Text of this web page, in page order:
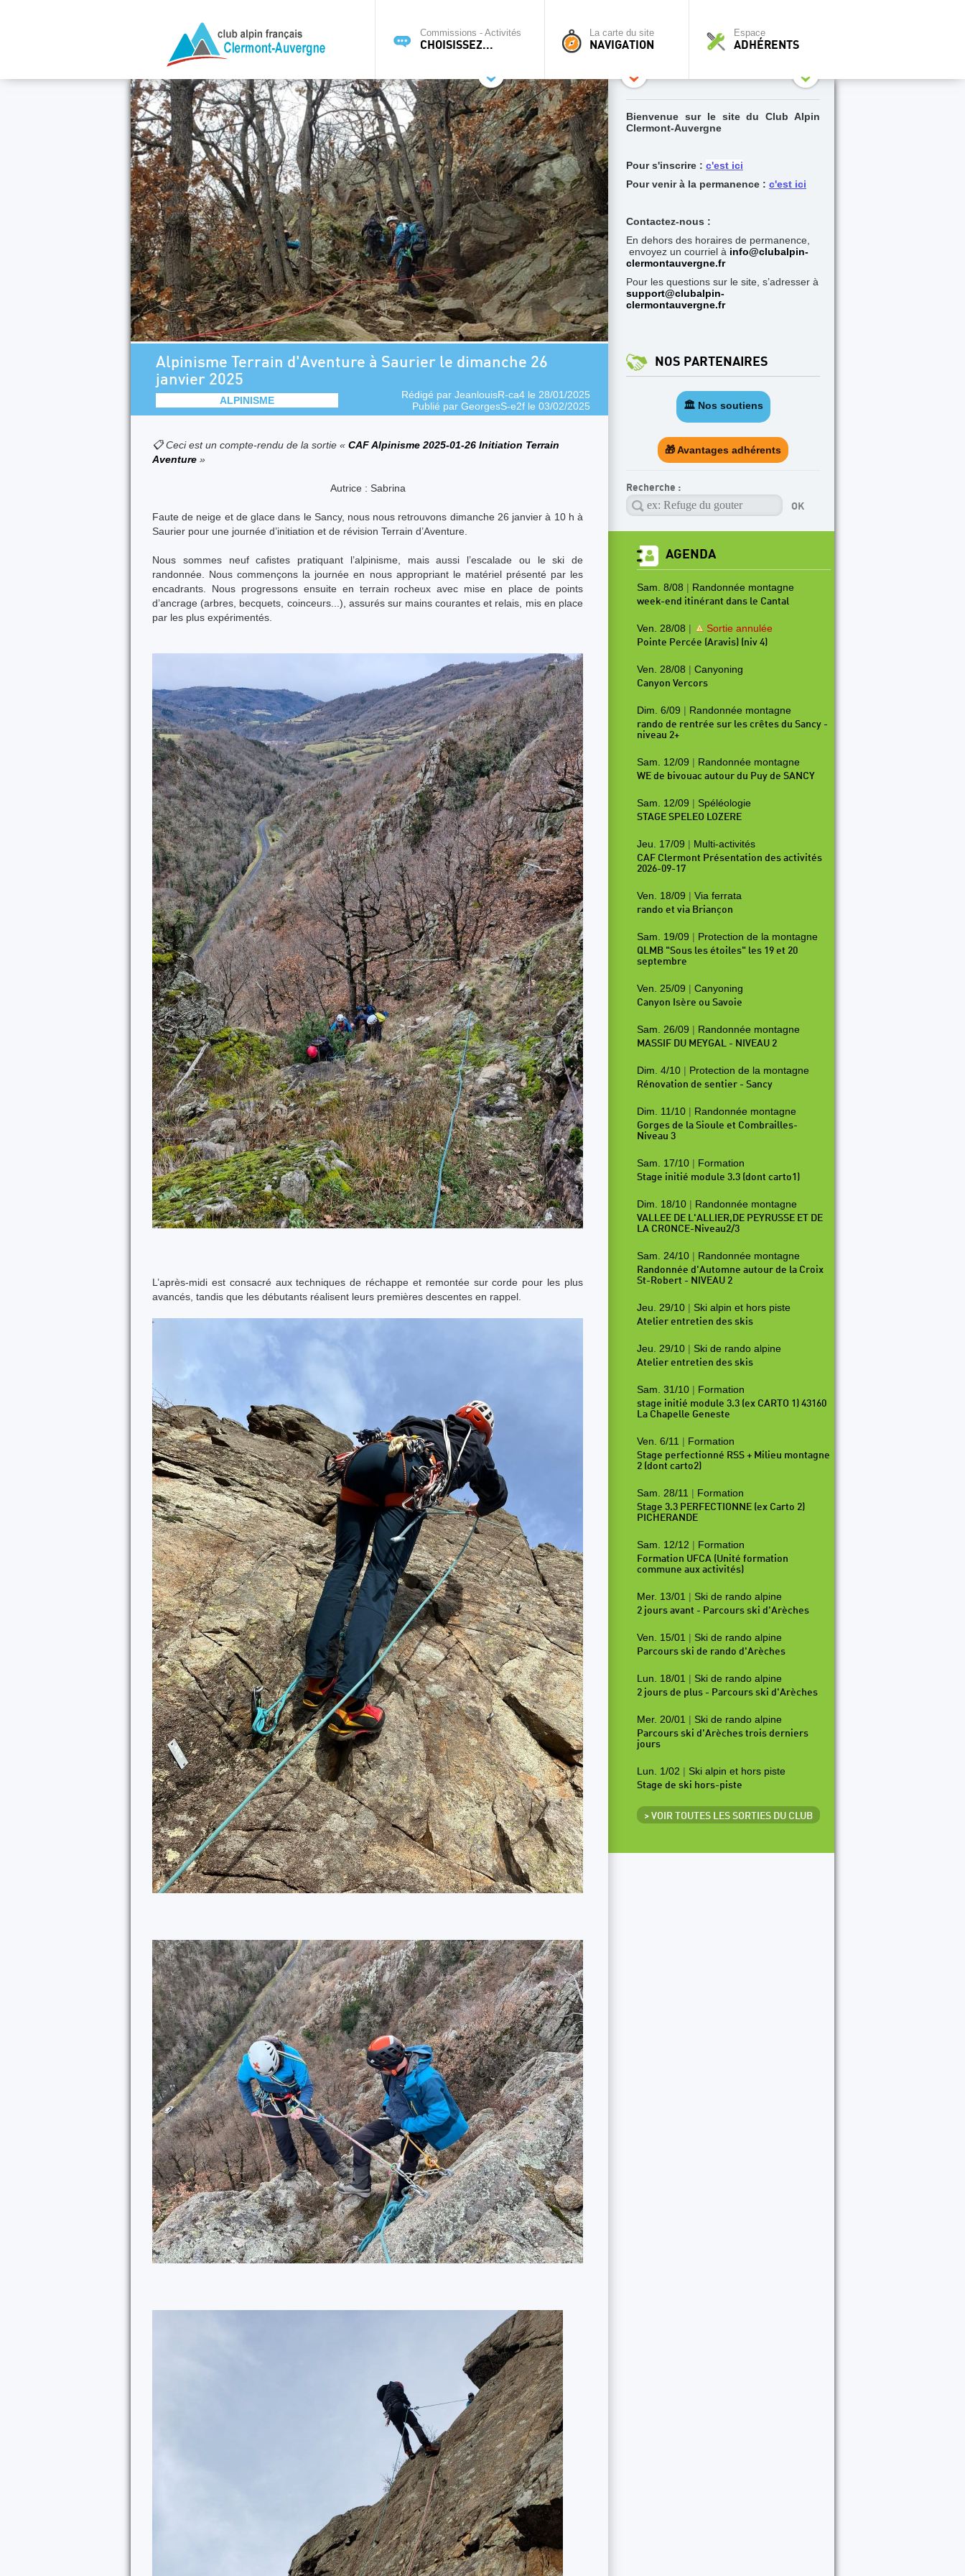
Commissions - Activités
CHOISISSEZ...
La carte du site
NAVIGATION
Espace
ADHÉRENTS
Alpinisme Terrain d'Aventure à Saurier le dimanche 26
janvier 2025
ALPINISME Rédigé par JeanlouisR-ca4 le 28/01/2025
Publié par GeorgesS-e2f le 03/02/2025
📋 Ceci est un compte-rendu de la sortie « CAF Alpinisme 2025-01-26 Initiation Terrain
Aventure »
Autrice : Sabrina
Faute de neige et de glace dans le Sancy, nous nous retrouvons dimanche 26 janvier à 10 h à
Saurier pour une journée d’initiation et de révision Terrain d’Aventure.
Nous sommes neuf cafistes pratiquant l’alpinisme, mais aussi l’escalade ou le ski de
randonnée. Nous commençons la journée en nous appropriant le matériel présenté par les
encadrants. Nous progressons ensuite en terrain rocheux avec mise en place de points
d’ancrage (arbres, becquets, coinceurs...), assurés sur mains courantes et relais, mis en place
par les plus expérimentés.
L’après-midi est consacré aux techniques de réchappe et remontée sur corde pour les plus
avancés, tandis que les débutants réalisent leurs premières descentes en rappel.
Bienvenue sur le site du Club Alpin
Clermont-Auvergne
Pour s'inscrire : c'est ici
Pour venir à la permanence : c'est ici
Contactez-nous :
En dehors des horaires de permanence,
envoyez un courriel à info@clubalpin-
clermontauvergne.fr
Pour les questions sur le site, s’adresser à
support@clubalpin-
clermontauvergne.fr
NOS PARTENAIRES
🏛️ Nos soutiens
🎁 Avantages adhérents
Recherche :
AGENDA
Sam. 8/08 | Randonnée montagne
week-end itinérant dans le Cantal
Ven. 28/08 | Sortie annulée
Pointe Percée (Aravis) (niv 4)
Ven. 28/08 | Canyoning
Canyon Vercors
Dim. 6/09 | Randonnée montagne
rando de rentrée sur les crêtes du Sancy -
niveau 2+
Sam. 12/09 | Randonnée montagne
WE de bivouac autour du Puy de SANCY
Sam. 12/09 | Spéléologie
STAGE SPELEO LOZERE
Jeu. 17/09 | Multi-activités
CAF Clermont Présentation des activités
2026-09-17
Ven. 18/09 | Via ferrata
rando et via Briançon
Sam. 19/09 | Protection de la montagne
QLMB "Sous les étoiles" les 19 et 20
septembre
Ven. 25/09 | Canyoning
Canyon Isère ou Savoie
Sam. 26/09 | Randonnée montagne
MASSIF DU MEYGAL - NIVEAU 2
Dim. 4/10 | Protection de la montagne
Rénovation de sentier - Sancy
Dim. 11/10 | Randonnée montagne
Gorges de la Sioule et Combrailles-
Niveau 3
Sam. 17/10 | Formation
Stage initié module 3.3 (dont carto1)
Dim. 18/10 | Randonnée montagne
VALLEE DE L'ALLIER,DE PEYRUSSE ET DE
LA CRONCE-Niveau2/3
Sam. 24/10 | Randonnée montagne
Randonnée d'Automne autour de la Croix
St-Robert - NIVEAU 2
Jeu. 29/10 | Ski alpin et hors piste
Atelier entretien des skis
Jeu. 29/10 | Ski de rando alpine
Atelier entretien des skis
Sam. 31/10 | Formation
stage initié module 3.3 (ex CARTO 1) 43160
La Chapelle Geneste
Ven. 6/11 | Formation
Stage perfectionné RSS + Milieu montagne
2 (dont carto2)
Sam. 28/11 | Formation
Stage 3.3 PERFECTIONNE (ex Carto 2)
PICHERANDE
Sam. 12/12 | Formation
Formation UFCA (Unité formation
commune aux activités)
Mer. 13/01 | Ski de rando alpine
2 jours avant - Parcours ski d'Arèches
Ven. 15/01 | Ski de rando alpine
Parcours ski de rando d'Arèches
Lun. 18/01 | Ski de rando alpine
2 jours de plus - Parcours ski d'Arèches
Mer. 20/01 | Ski de rando alpine
Parcours ski d'Arèches trois derniers
jours
Lun. 1/02 | Ski alpin et hors piste
Stage de ski hors-piste
> VOIR TOUTES LES SORTIES DU CLUB